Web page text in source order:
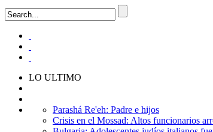
LO ULTIMO
Parashá Re'eh: Padre e hijos
Crisis en el Mossad: Altos funcionarios